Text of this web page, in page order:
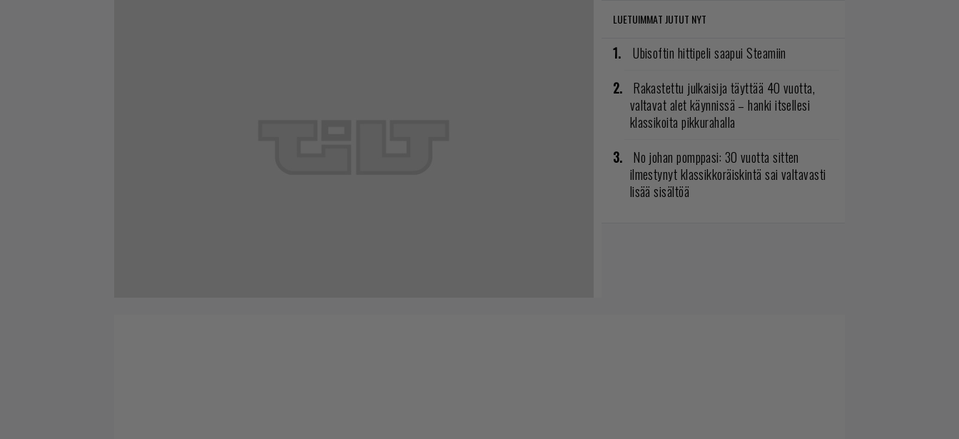
LUETUIMMAT JUTUT NYT
Ubisoftin hittipeli saapui Steamiin
Rakastettu julkaisija täyttää 40 vuotta,
valtavat alet käynnissä – hanki itsellesi
klassikoita pikkurahalla
No johan pomppasi: 30 vuotta sitten
ilmestynyt klassikkoräiskintä sai valtavasti
lisää sisältöä